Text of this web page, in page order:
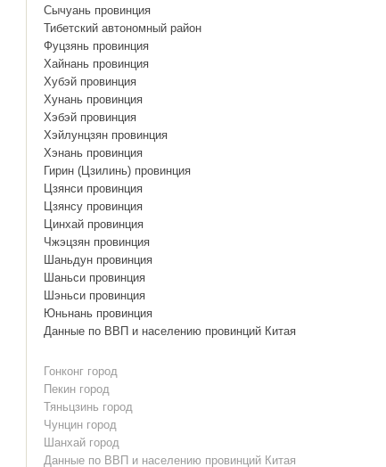
Сычуань провинция
Тибетский автономный район
Фуцзянь провинция
Хайнань провинция
Хубэй провинция
Хунань провинция
Хэбэй провинция
Хэйлунцзян провинция
Хэнань провинция
Гирин (Цзилинь) провинция
Цзянси провинция
Цзянсу провинция
Цинхай провинция
Чжэцзян провинция
Шаньдун провинция
Шаньси провинция
Шэньси провинция
Юньнань провинция
Данные по ВВП и населению провинций Китая
Гонконг город
Пекин город
Тяньцзинь город
Чунцин город
Шанхай город
Данные по ВВП и населению провинций Китая